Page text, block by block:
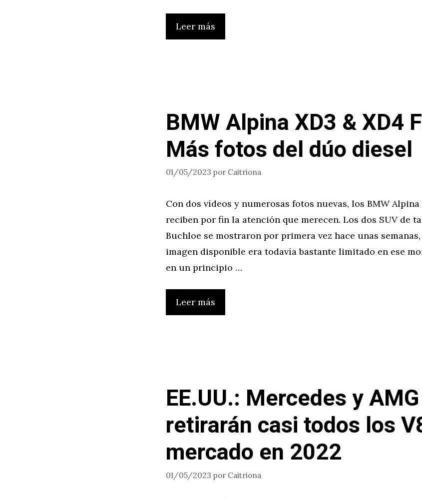
Leer más
BMW Alpina XD3 & XD4
Más fotos del dúo diesel
01/05/2023 por Caitriona
Con dos vídeos y numerosas fotos nuevas, los BMW
reciben por fin la atención que merecen. Los dos SUV de
Buchloe se mostraron por primera vez hace unas
imagen disponible era todavía bastante limitado en ese
en un principio …
Leer más
EE.UU.: Mercedes y AMG
retirarán casi todos los
mercado en 2022
01/05/2023 por Caitriona